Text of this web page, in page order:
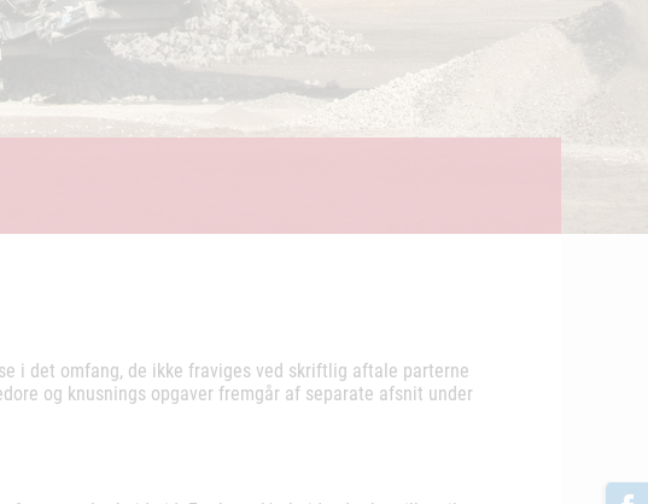
i det omfang, de ikke fraviges ved skriftlig aftale parterne
og knusnings opgaver fremgår af separate afsnit under